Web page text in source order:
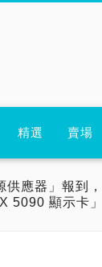
精選 賣場
供應器」報到，
5090 顯示卡」